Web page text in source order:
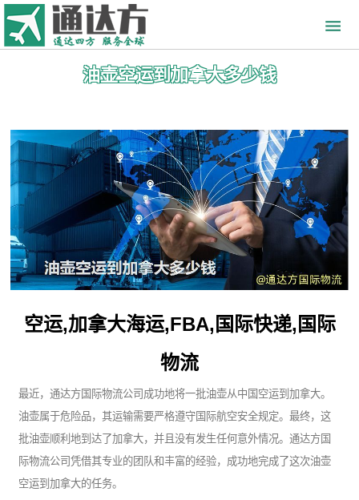
油壶空运到加拿大多少钱
空运,加拿大海运,FBA,国际快递,国际
物流
最近，通达方国际物流公司成功地将一批油壶从中国空运到加拿大。
油壶属于危险品，其运输需要严格遵守国际航空安全规定。最终，这
批油壶顺利地到达了加拿大，并且没有发生任何意外情况。通达方国
际物流公司凭借其专业的团队和丰富的经验，成功地完成了这次油壶
空运到加拿大的任务。